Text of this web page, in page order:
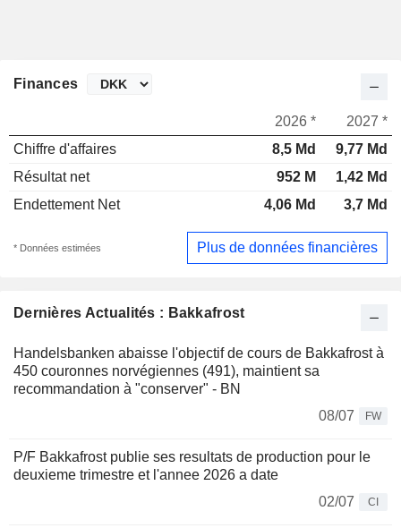
Dernières Actualités : Bakkafrost
Handelsbanken abaisse l'objectif de cours de Bakkafrost à
450 couronnes norvégiennes (491), maintient sa
recommandation à "conserver" - BN
08/07
FW
P/F Bakkafrost publie ses resultats de production pour le
deuxieme trimestre et l'annee 2026 a date
02/07
CI
Finances
2026 *
2027 *
Chiffre d'affaires
8,5 Md
9,77 Md
Résultat net
952 M
1,42 Md
Endettement Net
4,06 Md 3,7 Md
* Données estimées Plus de données financières